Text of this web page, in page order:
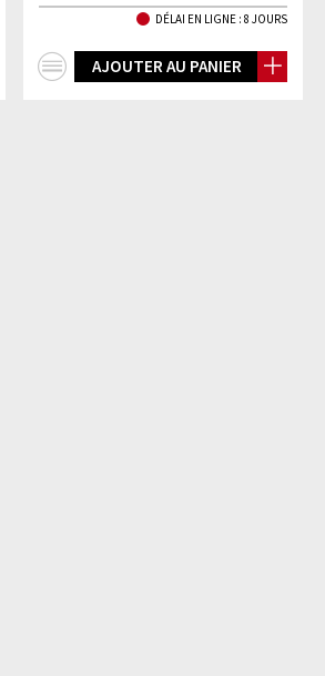
DÉLAI EN LIGNE : 8 JOURS
AJOUTER AU PANIER